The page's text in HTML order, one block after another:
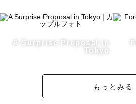
（夏は15:00以降）
日程が△や×の場合でも撮影できる
A Surprise Proposal in
Tokyo
もっとみる